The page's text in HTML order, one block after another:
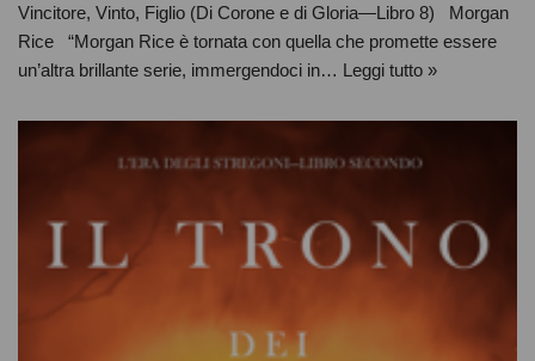
Vincitore, Vinto, Figlio (Di Corone e di Gloria—Libro 8) Morgan
Rice “Morgan Rice è tornata con quella che promette essere
un’altra brillante serie, immergendoci in… Leggi tutto »